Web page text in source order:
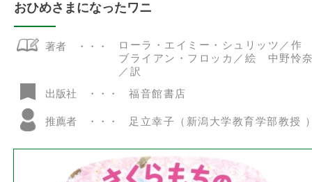
おひめさまになったワニ
著者
ローラ・エイミー・シュリッツ／
ブライアン・フロッカ／絵 中野怜
／訳
出版社
福音館書店
推薦者 足立幸子（新潟大学教育学部教授